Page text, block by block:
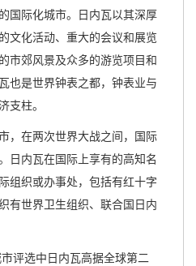
国际化城市。日内瓦以其深厚
文化活动、重大的会议和展览
市郊风景及众多的游览项目和
也是世界钟表之都，钟表业与
支柱。
，在两次世界大战之间，国际
日内瓦在国际上享有的高知名
组织或办事处，包括有红十字
有世界卫生组织、联合国日内
评选中日内瓦高据全球第二